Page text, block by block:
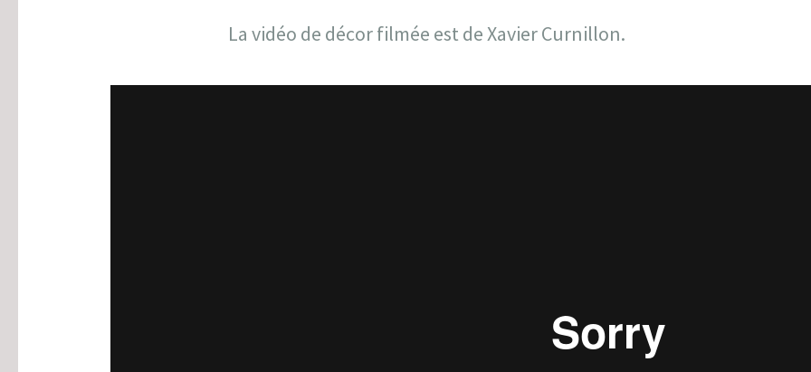
La vidéo de décor filmée est de Xavier Curnillon.